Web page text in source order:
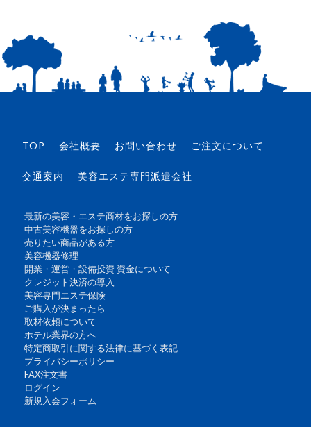
TOP 会社概要 お問い合わせ ご注文について
交通案内 美容エステ専門派遣会社
最新の美容・エステ商材をお探しの方
中古美容機器をお探しの方
売りたい商品がある方
美容機器修理
開業・運営・設備投資 資金について
クレジット決済の導入
美容専門エステ保険
ご購入が決まったら
取材依頼について
ホテル業界の方へ
特定商取引に関する法律に基づく表記
プライバシーポリシー
FAX注文書
ログイン
新規入会フォーム